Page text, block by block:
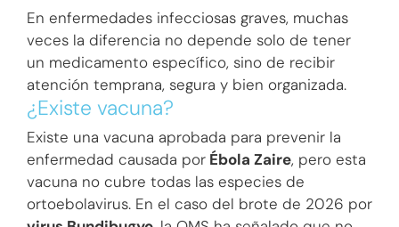
En enfermedades infecciosas graves, muchas
veces la diferencia no depende solo de tener
un medicamento específico, sino de recibir
atención temprana, segura y bien organizada.
¿Existe vacuna?
Existe una vacuna aprobada para prevenir la
enfermedad causada porÉbola Zaire, pero esta
vacuna no cubre todas las especies de
ortoebolavirus. En el caso del brote de 2026 por